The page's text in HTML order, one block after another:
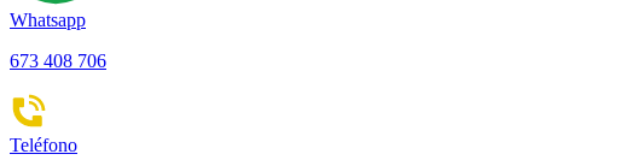
Whatsapp
673 408 706
Teléfono